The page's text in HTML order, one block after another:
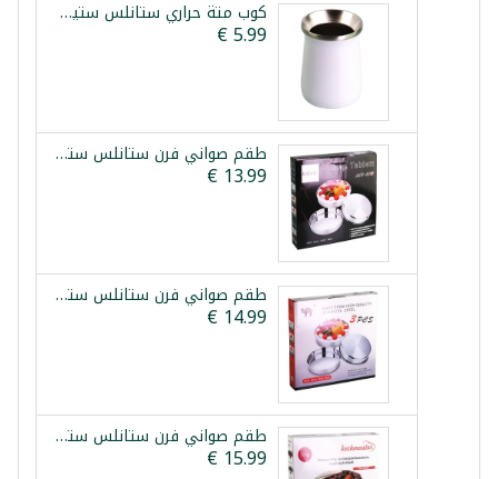
كوب متة حراري ستانلس ستيل أبيض 260مل ارتفاع 13سم
طقم صواني فرن ستانلس ستيل 3 قطع ليبكس 28/32/36سم
طقم صواني فرن ستانلس ستيل 3 قطع 28/32/36سم
طقم صواني فرن ستانلس ستيل 3 قطع كوش ماستر بلاتينيوم